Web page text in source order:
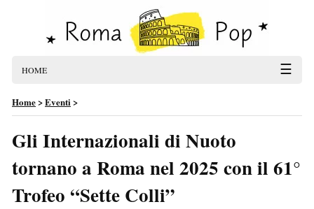
HOME ☰
Home>Eventi>
Gli Internazionali di Nuoto
tornano a Roma nel 2025 con il 61°
Trofeo “Sette Colli”